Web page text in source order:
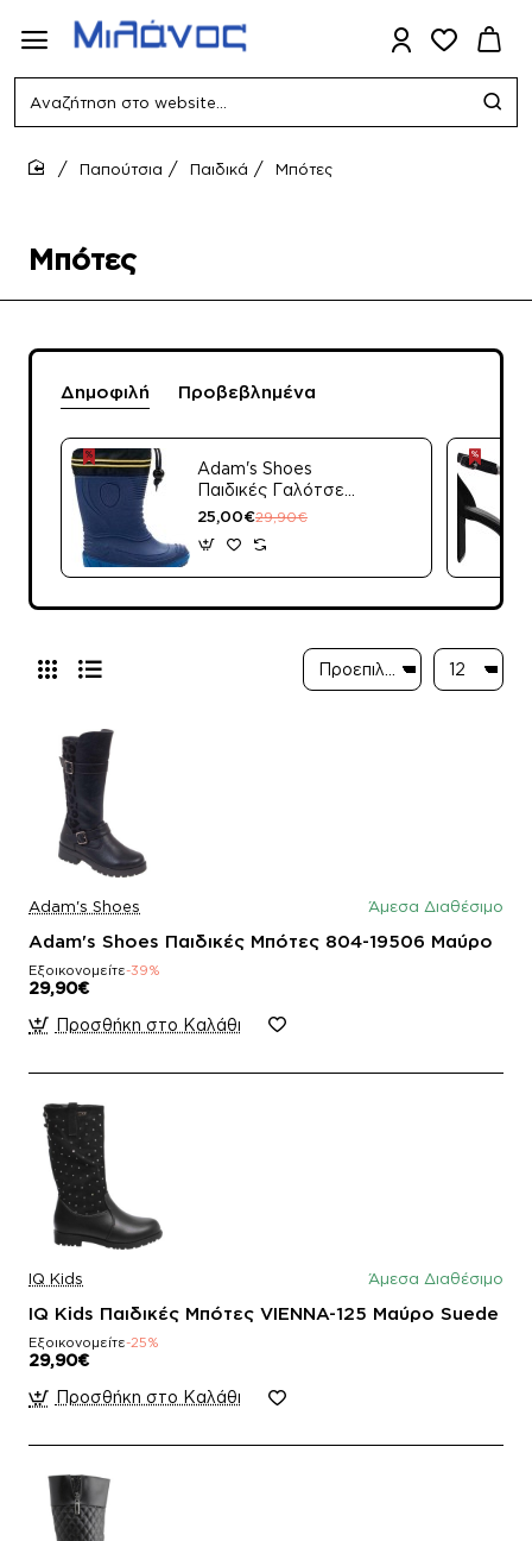
Αναζήτηση
website...
Μπότες
Παπούτσια Παιδικά Μπότες
Δημοφιλή Προβεβλημένα
Adam's Shoes
Παιδικές Γαλότσες
Apres Ski 528-
25,00€29,90€
Adam's Shoes Άμεσα Διαθέσιμο
Adam's Shoes Παιδικές Μπότες 804-19506 Μαύρο
Εξοικονομείτε-39%
29,90€
Προσθήκη στο Καλάθι
IQ Kids Άμεσα Διαθέσιμο
IQ Kids Παιδικές Μπότες VIENNA-125 Μαύρο Suede
Εξοικονομείτε-25%
29,90€
Προσθήκη στο Καλάθι